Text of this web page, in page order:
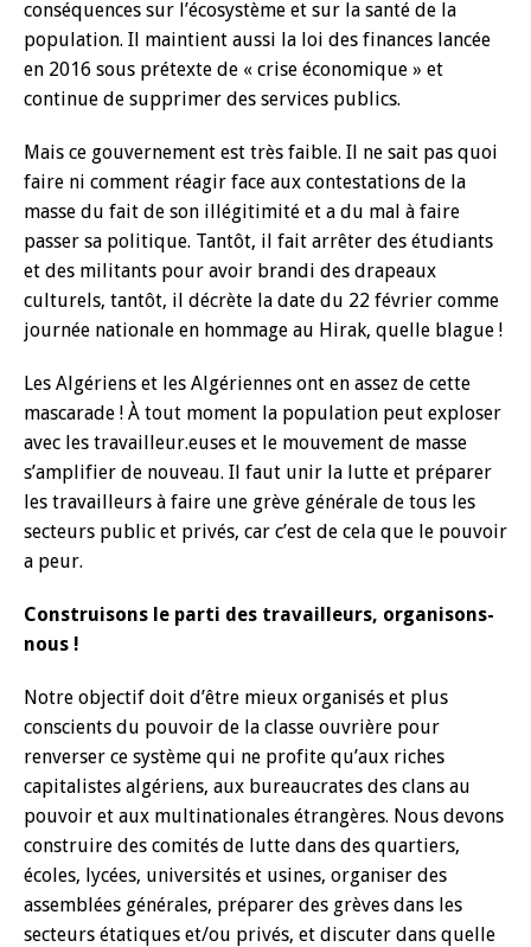
conséquences sur l’écosystème et sur la santé de la
population. Il maintient aussi la loi des finances lancée
en 2016 sous prétexte de « crise économique » et
continue de supprimer des services publics.
Mais ce gouvernement est très faible. Il ne sait pas quoi
faire ni comment réagir face aux contestations de la
masse du fait de son illégitimité et a du mal à faire
passer sa politique. Tantôt, il fait arrêter des étudiants
et des militants pour avoir brandi des drapeaux
culturels, tantôt, il décrète la date du 22 février comme
journée nationale en hommage au Hirak, quelle blague !
Les Algériens et les Algériennes ont en assez de cette
mascarade ! À tout moment la population peut exploser
avec les travailleur.euses et le mouvement de masse
s’amplifier de nouveau. Il faut unir la lutte et préparer
les travailleurs à faire une grève générale de tous les
secteurs public et privés, car c’est de cela que le pouvoir
a peur.
Construisons le parti des travailleurs, organisons-
nous !
Notre objectif doit d’être mieux organisés et plus
conscients du pouvoir de la classe ouvrière pour
renverser ce système qui ne profite qu’aux riches
capitalistes algériens, aux bureaucrates des clans au
pouvoir et aux multinationales étrangères. Nous devons
construire des comités de lutte dans des quartiers,
écoles, lycées, universités et usines, organiser des
assemblées générales, préparer des grèves dans les
secteurs étatiques et/ou privés, et discuter dans quelle